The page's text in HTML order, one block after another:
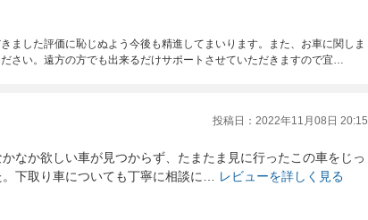
ました評価に恥じぬよう今後も精進してまいります。また、お車に関しま
さい。遠方の方でも出来るだけサポートさせていただきますので宜…
投稿日：2022年11月08日 20:15
なか欲しい車が見つからず、たまたま見に行ったこの車をじっ
下取り車についても丁寧に相談に…
レビューを詳しく見る